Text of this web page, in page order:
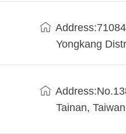
Yongkang
Tainan,